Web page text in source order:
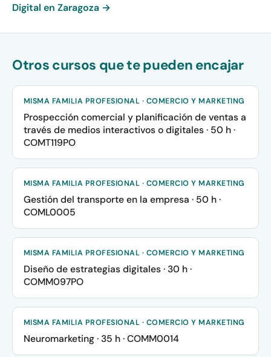
Digital en Zaragoza →
Otros cursos que te pueden encajar
MISMA FAMILIA PROFESIONAL · COMERCIO Y MARKETING
Prospección comercial y planificación de ventas a
través de medios interactivos o digitales · 50 h ·
COMT119PO
MISMA FAMILIA PROFESIONAL · COMERCIO Y MARKETING
Gestión del transporte en la empresa · 50 h ·
COML0005
MISMA FAMILIA PROFESIONAL · COMERCIO Y MARKETING
Diseño de estrategias digitales · 30 h ·
COMM097PO
MISMA FAMILIA PROFESIONAL · COMERCIO Y MARKETING
Neuromarketing · 35 h · COMM0014